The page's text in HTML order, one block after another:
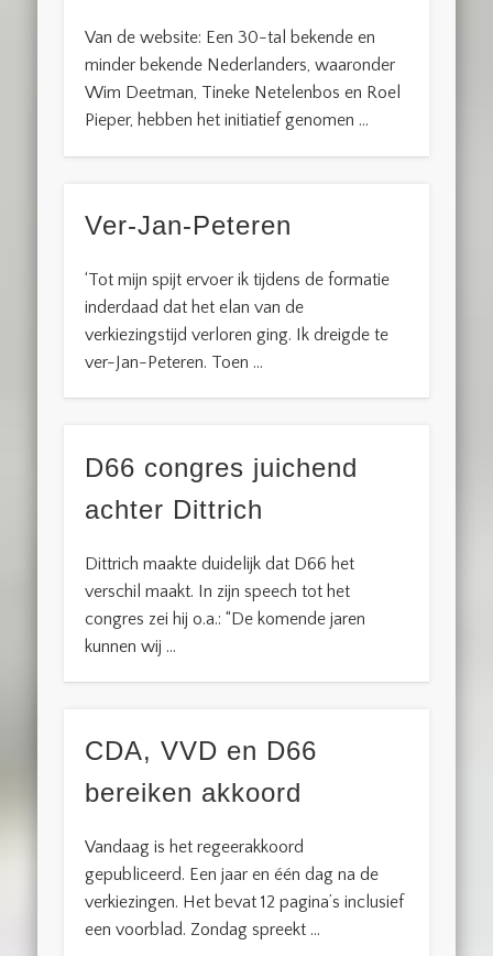
Van de website: Een 30-tal bekende en
minder bekende Nederlanders, waaronder
Wim Deetman, Tineke Netelenbos en Roel
Pieper, hebben het initiatief genomen …
Ver-Jan-Peteren
‘Tot mijn spijt ervoer ik tijdens de formatie
inderdaad dat het elan van de
verkiezingstijd verloren ging. Ik dreigde te
ver-Jan-Peteren. Toen …
D66 congres juichend
achter Dittrich
Dittrich maakte duidelijk dat D66 het
verschil maakt. In zijn speech tot het
congres zei hij o.a.: “De komende jaren
kunnen wij …
CDA, VVD en D66
bereiken akkoord
Vandaag is het regeerakkoord
gepubliceerd. Een jaar en één dag na de
verkiezingen. Het bevat 12 pagina’s inclusief
een voorblad. Zondag spreekt …